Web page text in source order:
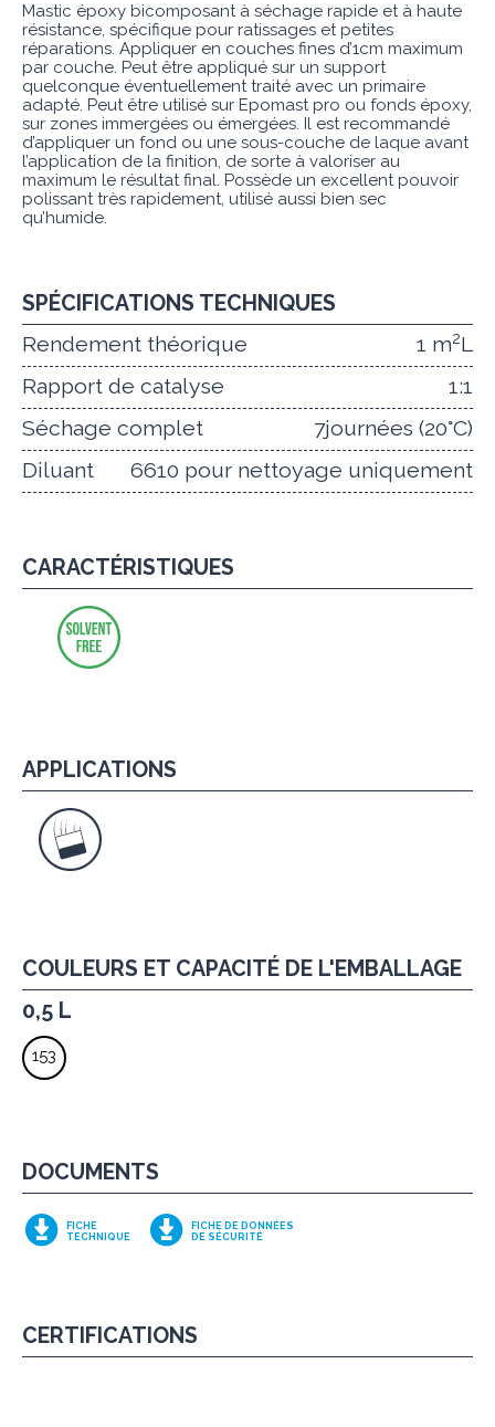
Mastic époxy bicomposant à séchage rapide et à haute
résistance, spécifique pour ratissages et petites
réparations. Appliquer en couches fines d’1cm maximum
par couche. Peut être appliqué sur un support
quelconque éventuellement traité avec un primaire
adapté. Peut être utilisé sur Epomast pro ou fonds époxy,
sur zones immergées ou émergées. Il est recommandé
d’appliquer un fond ou une sous-couche de laque avant
l’application de la finition, de sorte à valoriser au
maximum le résultat final. Possède un excellent pouvoir
polissant très rapidement, utilisé aussi bien sec
qu’humide.
COULEURS ET CAPACITÉ DE L'EMBALLAGE
0,5 L
153
DOCUMENTS
FICHE
TECHNIQUE
FICHE DE DONNÉES
DE SÉCURITÉ
CERTIFICATIONS
SPÉCIFICATIONS TECHNIQUES
Rendement théorique
1 m2L
Rapport de catalyse
1:1
Séchage complet
7journées (20°C)
Diluant
6610 pour nettoyage uniquement
CARACTÉRISTIQUES
APPLICATIONS